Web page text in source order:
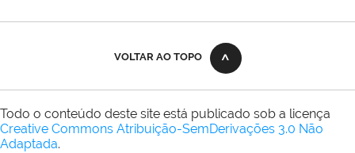
VOLTAR AO TOPO
Todo o conteúdo deste site está publicado sob a licença
Creative Commons Atribuição-SemDerivações 3.0 Não
Adaptada.